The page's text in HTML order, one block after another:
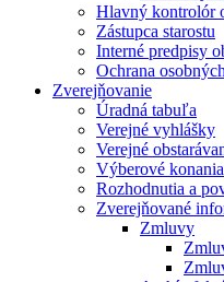
Hlavný kontrolór
Zástupca starostu
Interné predpisy
Ochrana
Zverejňovanie
Úradná tabuľa
Verejné vyhlášky
Verejné
Výberové konania
Rozhodnutia a
Zverejňované
Zmluvy